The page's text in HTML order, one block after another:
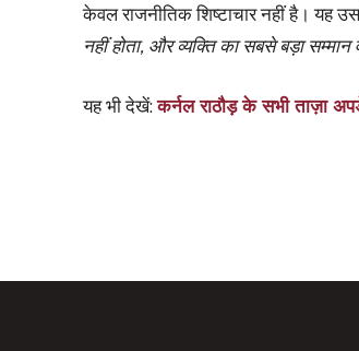
केवल राजनीतिक शिष्टाचार नहीं है। यह
नहीं होता, और व्यक्ति का सबसे बड़ा
यह भी देखें:कर्नल राठौड़ के सभी ताज़ा